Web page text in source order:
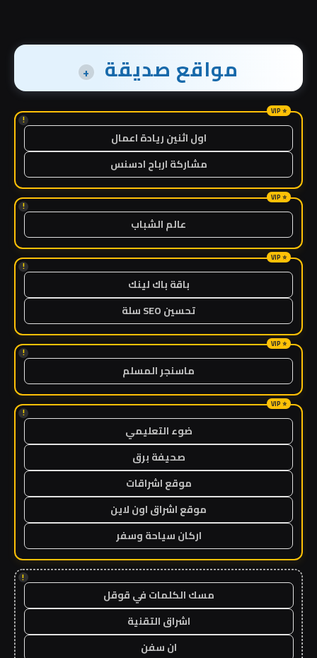
مواقع صديقة +
!
اول اثنين ريادة اعمال
مشاركة ارباح ادسنس
!
عالم الشباب
!
باقة باك لينك
تحسين SEO سلة
!
ماسنجر المسلم
!
ضوء التعليمي
صحيفة برق
موقع اشراقات
موقع اشراق اون لاين
اركان سياحة وسفر
!
مسك الكلمات في قوقل
اشراق التقنية
ان سفن